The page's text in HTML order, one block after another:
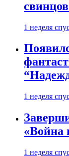
1 неделя
1 неделя
«Война
1 неделя